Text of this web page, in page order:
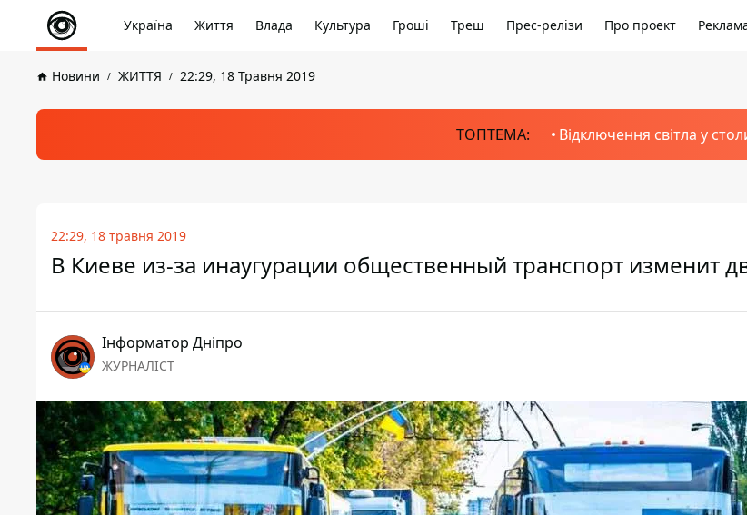
Україна Життя Влада Культура Гроші Треш Прес-релізи Про проект
Новини ЖИТТЯ 22:29, 18 Травня 2019
ТОПТЕМА: Відключення світла у
22:29, 18 травня 2019
В Киеве из-за инаугурации общественный транспорт изменит
Інформатор Дніпро
ЖУРНАЛІСТ